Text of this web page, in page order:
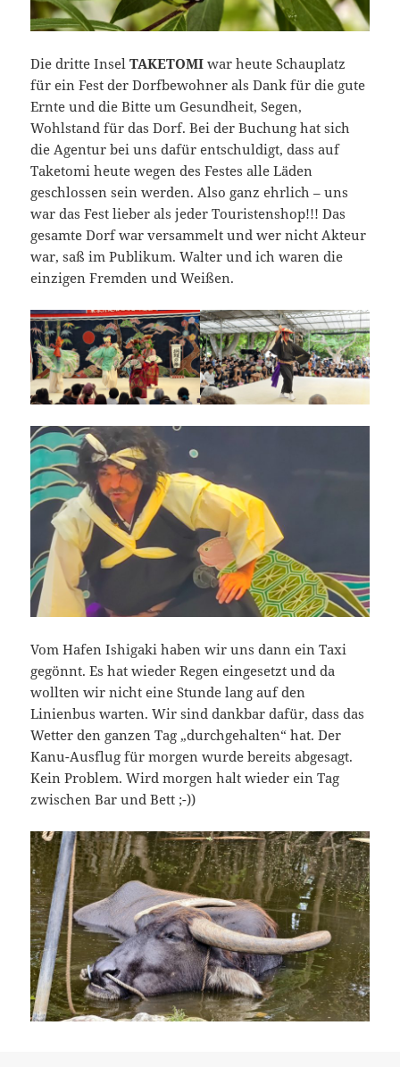
Die dritte InselTAKETOMIwar heute Schauplatz
für ein Fest der Dorfbewohner als Dank für die gute
Ernte und die Bitte um Gesundheit, Segen,
Wohlstand für das Dorf. Bei der Buchung hat sich
die Agentur bei uns dafür entschuldigt, dass auf
Taketomi heute wegen des Festes alle Läden
geschlossen sein werden. Also ganz ehrlich – uns
war das Fest lieber als jeder Touristenshop!!! Das
gesamte Dorf war versammelt und wer nicht Akteur
war, saß im Publikum. Walter und ich waren die
einzigen Fremden und Weißen.
Vom Hafen Ishigaki haben wir uns dann ein Taxi
gegönnt. Es hat wieder Regen eingesetzt und da
wollten wir nicht eine Stunde lang auf den
Linienbus warten. Wir sind dankbar dafür, dass das
Wetter den ganzen Tag „durchgehalten“ hat. Der
Kanu-Ausflug für morgen wurde bereits abgesagt.
Kein Problem. Wird morgen halt wieder ein Tag
zwischen Bar und Bett ;-))